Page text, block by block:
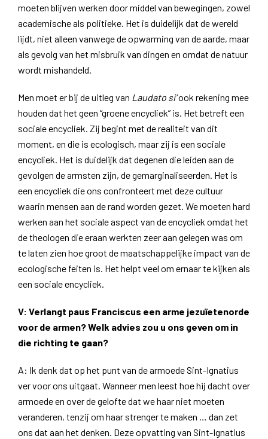
moeten blijven werken door middel van bewegingen, zowel
academische als politieke. Het is duidelijk dat de wereld
lijdt, niet alleen vanwege de opwarming van de aarde, maar
als gevolg van het misbruik van dingen en omdat de natuur
wordt mishandeld.
Men moet er bij de uitleg van Laudato si’ook rekening mee
houden dat het geen “groene encycliek” is. Het betreft een
sociale encycliek. Zij begint met de realiteit van dit
moment, en die is ecologisch, maar zij is een sociale
encycliek. Het is duidelijk dat degenen die leiden aan de
gevolgen de armsten zijn, de gemarginaliseerden. Het is
een encycliek die ons confronteert met deze cultuur
waarin mensen aan de rand worden gezet. We moeten hard
werken aan het sociale aspect van de encycliek omdat het
de theologen die eraan werkten zeer aan gelegen was om
te laten zien hoe groot de maatschappelijke impact van de
ecologische feiten is. Het helpt veel om ernaar te kijken als
een sociale encycliek.
V: Verlangt paus Franciscus een arme jezuïetenorde
voor de armen? Welk advies zou u ons geven om in
die richting te gaan?
A: Ik denk dat op het punt van de armoede Sint-Ignatius
ver voor ons uitgaat. Wanneer men leest hoe hij dacht over
armoede en over de gelofte dat we haar niet moeten
veranderen, tenzij om haar strenger te maken … dan zet
ons dat aan het denken. Deze opvatting van Sint-Ignatius